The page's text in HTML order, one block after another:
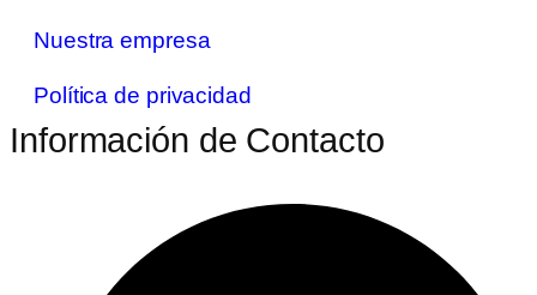
Nuestra empresa
Política de privacidad
Información de Contacto